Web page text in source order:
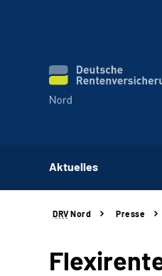
Aktuelles
DRV Nord Presse